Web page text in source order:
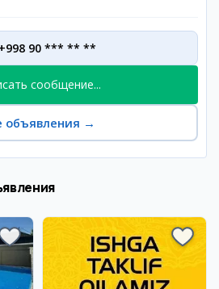
+998 90 *** ** **
сообщение...
объявления →